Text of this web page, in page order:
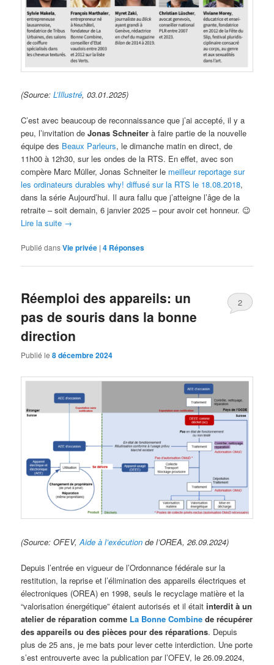
(Source:L’Illustré, 03.01.2025)
C’est avec beaucoup de reconnaissance que j’ai accepté, il y a
peu, l’invitation deJonas Schneiter à faire partie de la nouvelle
équipe des Beaux Parleurs, le dimanche matin en direct, de
11h00 à 12h30, sur les ondes de la RTS. En effet, avec son
compère Marc Müller, Jonas Schneiter le meilleur reportage sur
les ordinateurs durables why! diffusé sur la RTS le 18.08.2018,
dans la série Aujourd’hui. Il aura fallu que j’atteigne l’âge de la
retraite – soit demain, 6 janvier 2025 – pour avoir cet honneur. 😉
Lire la suite →
Publié dansVie privée |4 Réponses
Réemploi des appareils: un
pas de souris dans la bonne
direction
Publié le8 décembre 2024
2
(Source: OFEV,Aide à l’exécution de l’OREA, 26.09.2024)
Depuis l’entrée en vigueur de l’Ordonnance fédérale sur la
restitution, la reprise et l’élimination des appareils électriques et
électroniques (OREA) en 1998, seuls le recyclage matière et la
“valorisation énergétique” étaient autorisés et il étaitinterdit à un
atelier de réparation comme La Bonne Combine de récupérer
des appareils ou des pièces pour des réparations. Depuis
plus de 25 ans, je me bats pour lever cette interdiction. Une porte
s’est entrouverte avec la publication par l’OFEV, le 26.09.2024,